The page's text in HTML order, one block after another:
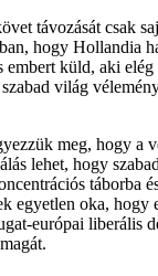
távozását csak
hogy Hollandia
embert küld, aki
világ
meg, hogy a
lehet, hogy
táborba
egyetlen oka, hogy
európai liberális